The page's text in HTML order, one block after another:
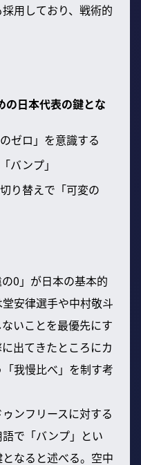
用しており、戦術的
の日本代表の鍵とな
ゼロ」を意識する
バンプ」
り替えで「可変の
0」が日本の基本的
安律選手や中村敬斗
いことを最優先にす
出てきたところにカ
我慢比べ」を制す考
ンフリースに対する
で「バンプ」とい
なると述べる。空中